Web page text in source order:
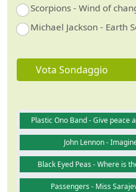
Scorpions - Wind of
Michael Jackson - Earth
Vota Sondaggio
Plastic Ono Band - Give peace
John Lennon -
Black Eyed Peas - Where is
Passengers - Miss